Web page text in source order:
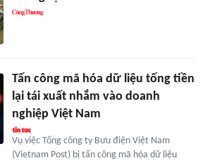
Tấn công mã hóa dữ liệu tống tiền
lại tái xuất nhắm vào doanh
nghiệp Việt Nam
Vụ việc Tổng công ty Bưu điện Việt Nam
(Vietnam Post) bị tấn công mã hóa dữ liệu